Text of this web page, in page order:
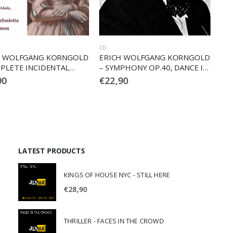
WOLFGANG KORNGOLD
OP.40, DANCE IN
STYLE
ALTRO
ERICH WOLFGANG KORNGOLD
– DIE TOTE STADT
€39,90
LATEST PRODUCTS
KINGS OF HOUSE NYC - STILL HERE
€28,90
THRILLER - FACES IN THE CROWD